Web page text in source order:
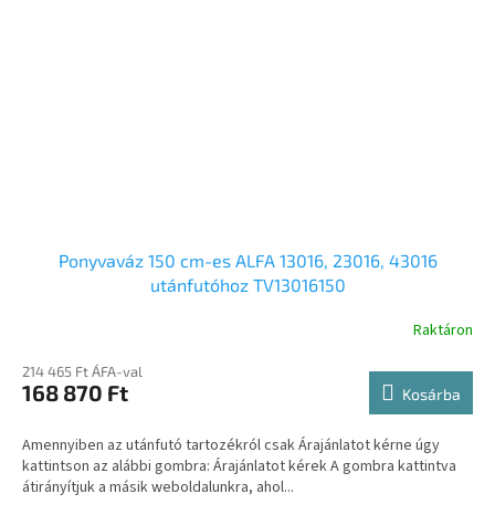
Ponyvaváz 150 cm-es ALFA 13016, 23016, 43016
utánfutóhoz TV13016150
Raktáron
214 465 Ft ÁFA-val
168 870 Ft Kosárba
Amennyiben az utánfutó tartozékról csak Árajánlatot kérne úgy
kattintson az alábbi gombra: Árajánlatot kérek A gombra kattintva
átirányítjuk a másik weboldalunkra, ahol...